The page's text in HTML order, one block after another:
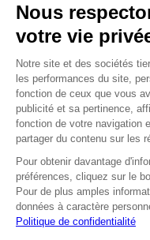
Tous droits
Mentions
Cookies